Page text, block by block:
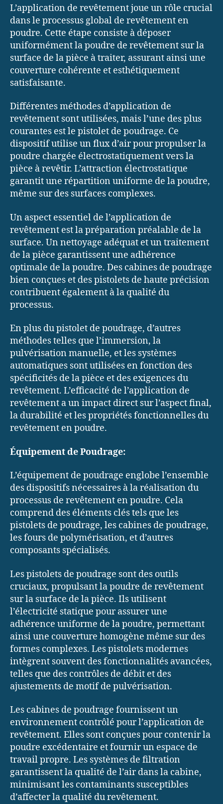
L’application de revêtement joue un rôle crucial
dans le processus global de revêtement en
poudre. Cette étape consiste à déposer
uniformément la poudre de revêtement sur la
surface de la pièce à traiter, assurant ainsi une
couverture cohérente et esthétiquement
satisfaisante.
Différentes méthodes d’application de
revêtement sont utilisées, mais l’une des plus
courantes est le pistolet de poudrage. Ce
dispositif utilise un flux d’air pour propulser la
poudre chargée électrostatiquement vers la
pièce à revêtir. L’attraction électrostatique
garantit une répartition uniforme de la poudre,
même sur des surfaces complexes.
Un aspect essentiel de l’application de
revêtement est la préparation préalable de la
surface. Un nettoyage adéquat et un traitement
de la pièce garantissent une adhérence
optimale de la poudre. Des cabines de poudrage
bien conçues et des pistolets de haute précision
contribuent également à la qualité du
processus.
En plus du pistolet de poudrage, d’autres
méthodes telles que l’immersion, la
pulvérisation manuelle, et les systèmes
automatiques sont utilisées en fonction des
spécificités de la pièce et des exigences du
revêtement. L’efficacité de l’application de
revêtement a un impact direct sur l’aspect final,
la durabilité et les propriétés fonctionnelles du
revêtement en poudre.
Équipement de Poudrage:
L’équipement de poudrage englobe l’ensemble
des dispositifs nécessaires à la réalisation du
processus de revêtement en poudre. Cela
comprend des éléments clés tels que les
pistolets de poudrage, les cabines de poudrage,
les fours de polymérisation, et d’autres
composants spécialisés.
Les pistolets de poudrage sont des outils
cruciaux, propulsant la poudre de revêtement
sur la surface de la pièce. Ils utilisent
l’électricité statique pour assurer une
adhérence uniforme de la poudre, permettant
ainsi une couverture homogène même sur des
formes complexes. Les pistolets modernes
intègrent souvent des fonctionnalités avancées,
telles que des contrôles de débit et des
ajustements de motif de pulvérisation.
Les cabines de poudrage fournissent un
environnement contrôlé pour l’application de
revêtement. Elles sont conçues pour contenir la
poudre excédentaire et fournir un espace de
travail propre. Les systèmes de filtration
garantissent la qualité de l’air dans la cabine,
minimisant les contaminants susceptibles
d’affecter la qualité du revêtement.